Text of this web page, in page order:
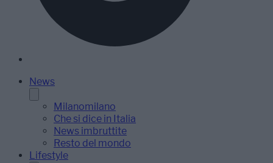
News
Milanomilano
Che si dice in Italia
News imbruttite
Resto del mondo
Lifestyle